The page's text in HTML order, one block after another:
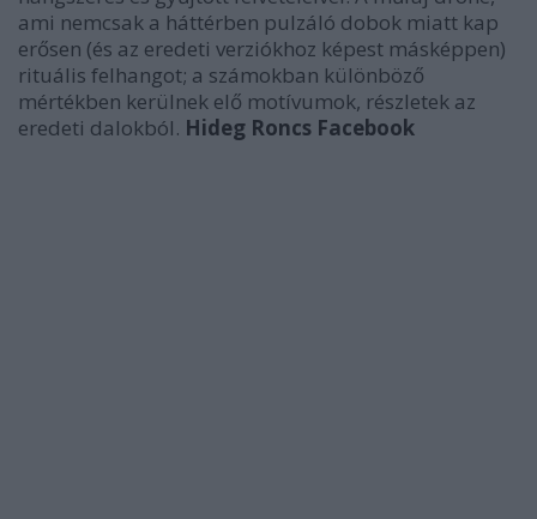
ami nemcsak a háttérben pulzáló dobok miatt kap
erősen (és az eredeti verziókhoz képest másképpen)
rituális felhangot; a számokban különböző
mértékben kerülnek elő motívumok, részletek az
eredeti dalokból. Hideg Roncs Facebook